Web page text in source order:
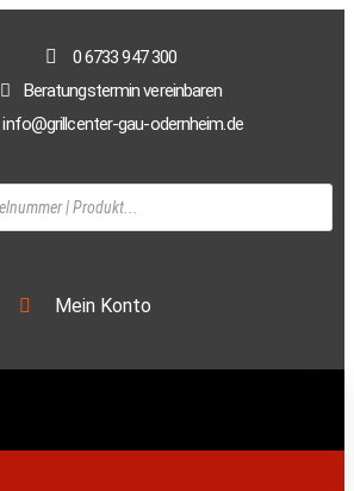
0 6733 947 300
Beratungstermin vereinbaren
info@grillcenter-gau-odernheim.de
Mein Konto